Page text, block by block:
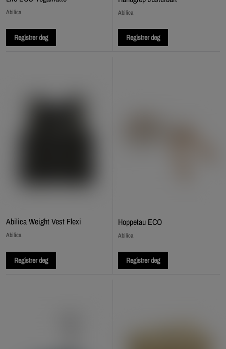
Abilica
Registrer deg
Abilica
Registrer deg
Abilica Weight Vest Flexi
Abilica
Registrer deg
Hoppetau ECO
Abilica
Registrer deg